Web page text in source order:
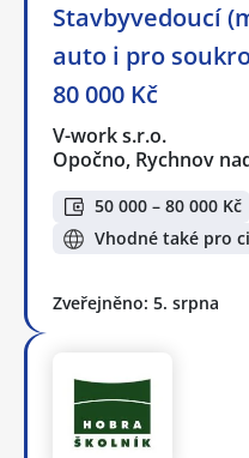
Stavbyvedoucí
auto i pro
80 000 Kč
V-work s.r.o.
Opočno, Rychnov
50 000 – 80 000 Kč
Vhodné také pro
Zveřejněno: 5. srpna